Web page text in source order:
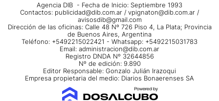
Agencia DIB - Fecha de Inicio: Septiembre 1993
Contactos: publicidad@dib.com.ar / vpignaton@dib.com.ar /
avisosdib@gmail.com
Dirección de las oficinas: Calle 48 Nº 726 Piso 4, La Plata; Provincia
de Buenos Aires, Argentina
Teléfono: +5492215022421 - Whatsapp: +5492215031783
Email: administracion@dib.com.ar
Registro DNDA Nº 32644856
Nº de edición: 9.890
Editor Responsable: Gonzalo Julián Irazoqui
Empresa propietaria del medio: Diarios Bonaerenses SA